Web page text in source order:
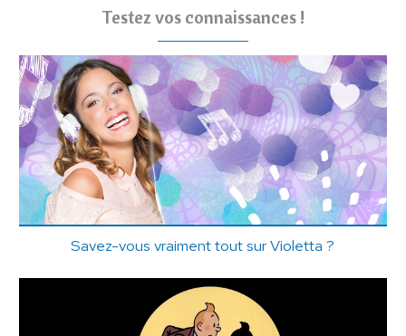
Testez vos connaissances !
Savez-vous vraiment tout sur Violetta ?